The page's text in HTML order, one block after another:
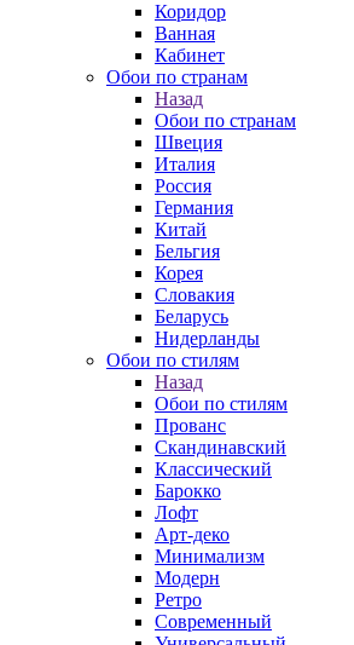
Коридор
Ванная
Кабинет
Обои по странам
Назад
Обои по странам
Швеция
Италия
Россия
Германия
Китай
Бельгия
Корея
Словакия
Беларусь
Нидерланды
Обои по стилям
Назад
Обои по стилям
Прованс
Скандинавский
Классический
Барокко
Лофт
Арт-деко
Минимализм
Модерн
Ретро
Современный